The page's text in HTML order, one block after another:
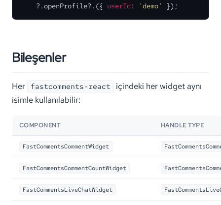
    ?.
openProfile?.({ userId: 'demo' });
Bileşenler
Her fastcomments-react
içindeki her widget aynı
isimle kullanılabilir:
COMPONENT HANDLE TYPE
FastCommentsCommentWidget
FastCommentsCommentCountWidget
FastCommentsLiveChatWidget